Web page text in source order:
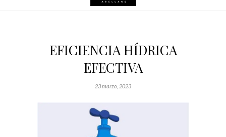
EFICIENCIA HÍDRICA
EFECTIVA
23 marzo, 2023